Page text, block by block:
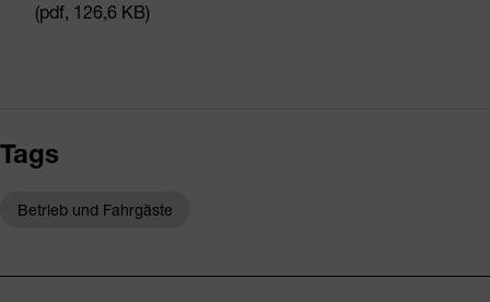
(pdf, 126,6 KB)
Tags
Betrieb und Fahrgäste